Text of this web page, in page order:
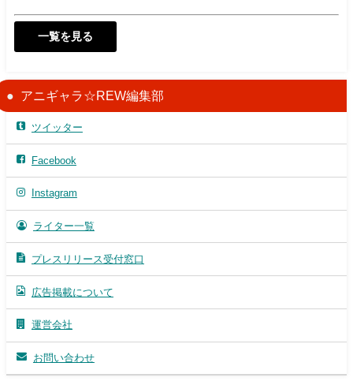
一覧を見る
アニギャラ☆REW編集部
ツイッター
Facebook
Instagram
ライター一覧
プレスリリース受付窓口
広告掲載について
運営会社
お問い合わせ